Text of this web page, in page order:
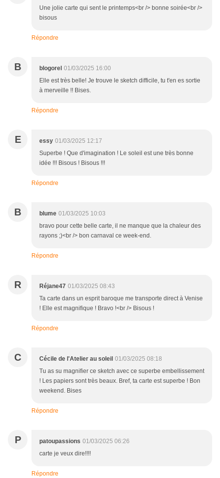
Une jolie carte qui sent le printemps<br /> bonne soirée<br />
bisous
Répondre
B blogorel 01/03/2025 16:00
Elle est très belle! Je trouve le sketch difficile, tu t'en es sortie
à merveille !! Bises.
Répondre
E essy 01/03/2025 12:17
Superbe ! Que d'imagination ! Le soleil est une très bonne
idée !!! Bisous ! Bisous !!!
Répondre
B blume 01/03/2025 10:03
bravo pour cette belle carte, il ne manque que la chaleur des
rayons ;)<br /> bon carnaval ce week-end.
Répondre
R Réjane47 01/03/2025 08:43
Ta carte dans un esprit baroque me transporte direct à Venise
! Elle est magnifique ! Bravo !<br /> Bisous !
Répondre
C Cécile de l'Atelier au soleil 01/03/2025 08:18
Tu as su magnifier ce sketch avec ce superbe embellissement
! Les papiers sont très beaux. Bref, ta carte est superbe ! Bon
weekend. Bises
Répondre
P patoupassions 01/03/2025 06:26
carte je veux dire!!!!
Répondre